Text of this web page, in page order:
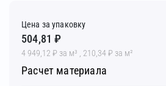
Цена за упаковку
504,81 ₽
4 949,12 ₽ за м³ , 210,34 ₽ за м²
Расчет материала